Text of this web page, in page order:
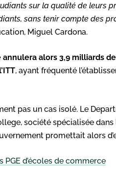
sur la qualité de leurs
sans tenir compte des
Miguel Cardona.
alors 3,9 milliards
, ayant fréquenté
pas un cas isolé. Le
société spécialisée dans
promettait alors
PGE d’écoles de commerce